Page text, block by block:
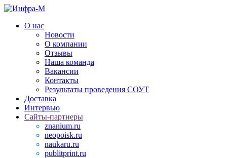
О нас
Новости
О компании
Отзывы
Наша команда
Вакансии
Контакты
Результаты проведения СОУТ
Доставка
Интервью
Сайты-партнеры
znanium.ru
neopoisk.ru
naukaru.ru
publitprint.ru